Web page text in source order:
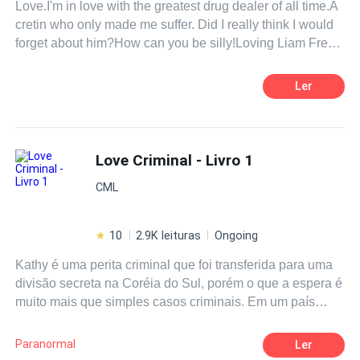
Love.I'm in love with the greatest drug dealer of all time.A
cretin who only made me suffer. Did I really think I would
forget about him?How can you be silly!Loving Liam Frey
Ler
Love Criminal - Livro 1
CML
10 2.9K leituras Ongoing
Kathy é uma perita criminal que foi transferida para uma
divisão secreta na Coréia do Sul, porém o que a espera é
muito mais que simples casos criminais. Em um país
parceiros, mas ela terá que fazer uma escolha. Mas isso
Paranormal Ler